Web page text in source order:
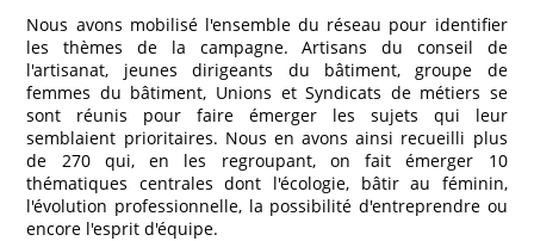
Nous avons mobilisé l'ensemble du réseau pour identifier
les thèmes de la campagne. Artisans du conseil de
l'artisanat, jeunes dirigeants du bâtiment, groupe de
femmes du bâtiment, Unions et Syndicats de métiers se
sont réunis pour faire émerger les sujets qui leur
semblaient prioritaires. Nous en avons ainsi recueilli plus
de 270 qui, en les regroupant, on fait émerger 10
thématiques centrales dont l'écologie, bâtir au féminin,
l'évolution professionnelle, la possibilité d'entreprendre ou
encore l'esprit d'équipe.